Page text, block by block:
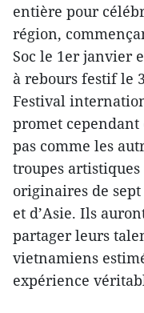
entière pour
région,
Soc le 1er janvier
à rebours festif le
Festival
promet cependant
pas comme les
troupes
originaires de sept
et d’Asie. Ils
partager leurs
vietnamiens
expérience